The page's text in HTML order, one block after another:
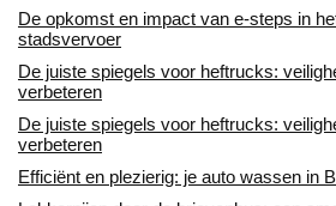
De opkomst en impact van e-steps in
stadsvervoer
De juiste spiegels voor heftrucks:
verbeteren
De juiste spiegels voor heftrucks:
verbeteren
Efficiënt en plezierig: je auto wassen in